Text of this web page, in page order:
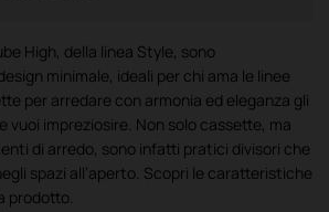
High, della linea Style, sono
minimale, ideali per chi ama le linee
per arredare con armonia ed eleganza gli
vuoi impreziosire. Non solo cassette, ma
di arredo, sono infatti pratici divisori che
spazi all’aperto. Scopri le caratteristiche
prodotto.